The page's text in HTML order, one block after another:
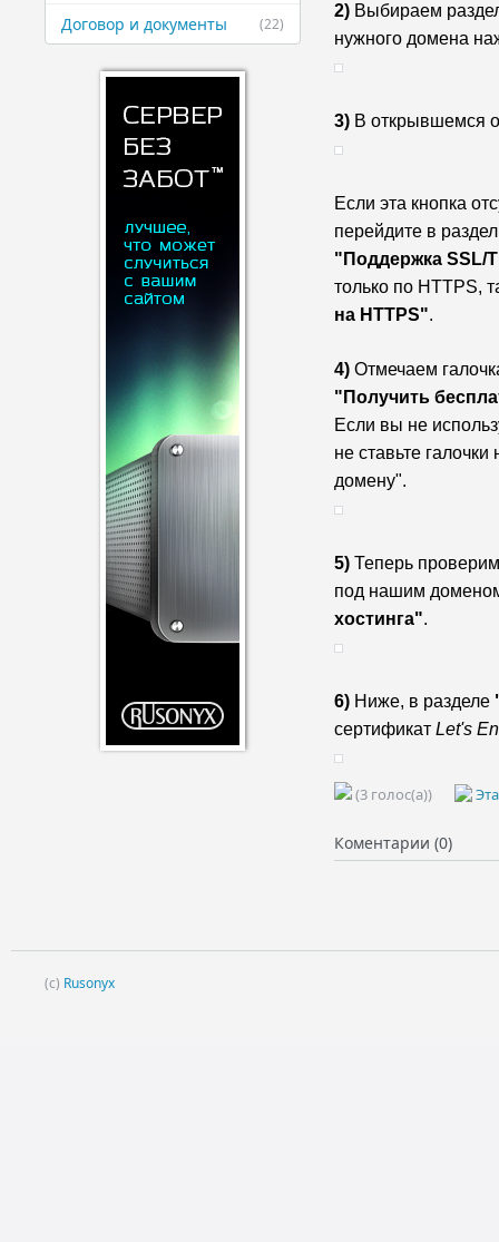
(22)
Договор и ​документы
2)Выбираем
нужного домена
3)В открывшемся
Если эта кнопка
перейдите в
"Поддержка SSL/
только по HTTPS,
на HTTPS".
4)Отмечаем
"Получить
Если вы не
не ставьте
домену".
5) Теперь
под нашим
хостинга".
6) Ниже, в разделе
сертификат Let's
(3 голос(а))
Коментарии (0)
(c) Rusonyx